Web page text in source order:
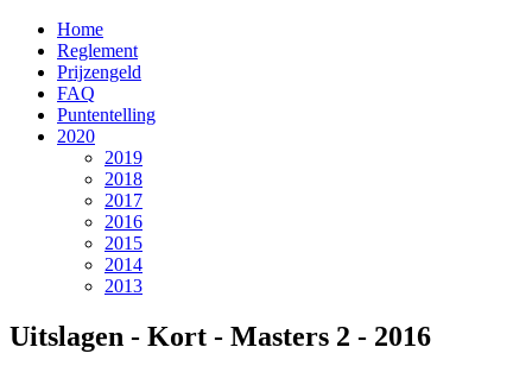
Home
Reglement
Prijzengeld
FAQ
Puntentelling
2020
2019
2018
2017
2016
2015
2014
2013
Uitslagen - Kort - Masters 2 - 2016